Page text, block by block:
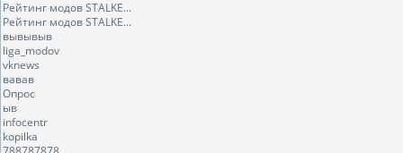
Рейтинг модов STALKE...
Рейтинг модов STALKE...
вывывыв
liga_modov
vknews
вавав
Опрос
ыв
infocentr
kopilka